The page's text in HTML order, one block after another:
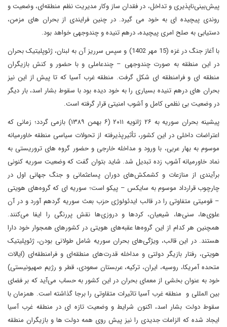
پیش‌بینی‌ناپذیری و تداخل، در فقدان ساز وکار مدیریت نظم منطقه‌ای، وضعیت و
روندی پیچیده ای به خود می گیرد. در چنین فرایندی از بحران های مزمن،
دستیابی به صلح امری پیچیده، درهم تنیده و چندوجهی خواهد بود.
با آغاز جنگ در غزه (15 مهر 1402) و سپس سرریز آن به لبنان، ژئوپلیتیک بحران
در این منطقه به صورت چندوجهی – چندعاملی و با حضور و کنش بازیگران
منطقه ای و فرامنطقه ای شکل گرفت. منطقه غرب آسیا که تا پیش از این نیز
بحران های درهم تنیده بسیاری را به خود دیده بود با سقوط بشار اسد، بار دیگر
در وضعیت بی نظمی کامل و آشوب امنیتی قرار گرفته است.
پیشینه بحران سوریه به ۲۶ ژانویه ۲۰۱۱ (۶ بهمن ۱۳۸۹) بازمی گردد؛ زمانی که
اعتراضات داخلی در این کشور، تأثیرپذیرفته از تحولات سیاسی منطقه خاورمیانه
موسوم به بهار عربی، با ورود و مداخله خارجی و حضور گروه های تروریستی به
نماد خاورمیانه آشوب زده تبدیل شد. شاید بتوان گفت که وضعیت سوریه کنونی
برآیندی از منازعات و کشمکش‌های دوران پساعثمانی و جنگ جهانی اول در
چارچوب قرارداد موسوم به سایکس – پیکو است؛ سوریه ای که گروه‌های هویتی
– قومیتی متفاوتی را در قالب ایدئولوژی حزب بعث سوریه گردهم آورد و در آن
علوی‌ها، سنی‌ها، شیعیان، کردها و دروزی‌ها نقش پررنگی را ایفا می‌کنند.
همچنین هر کدام از این گروه‌ها عقبه‌های هویتی در کشورهای همجوار خود دارا
هستند. در این قالب، ویژگی‌های بحران سوریه شامل طولانی بودن، ژئوپلیتیک
هویتی، رفتار بازیگر دولتی و مداخله قدرت‌های منطقه‌‌ای و فرامنطقه‌‌ای (ایالات
متحده آمریکا، روسیه، ایران، ترکیه، عربستان سعودی، قطر و رژیم صهیونیستی)
خود به عنوان بخشی از معمای بحران در این کشور به حساب می‌آید که بر فضای
بین المللی و منطقه غرب آسیا تاثیرات متقاوتی را برجا گذاشته است. همزمان با
سقوط دولت بشار اسد، اکنون شرایط و وضعیت تازه ای در منطقه غرب آسیا
ایجاد شده که الزامات جدیدی را نیز پیش روی همه دولت ها و بازیگران منطقه